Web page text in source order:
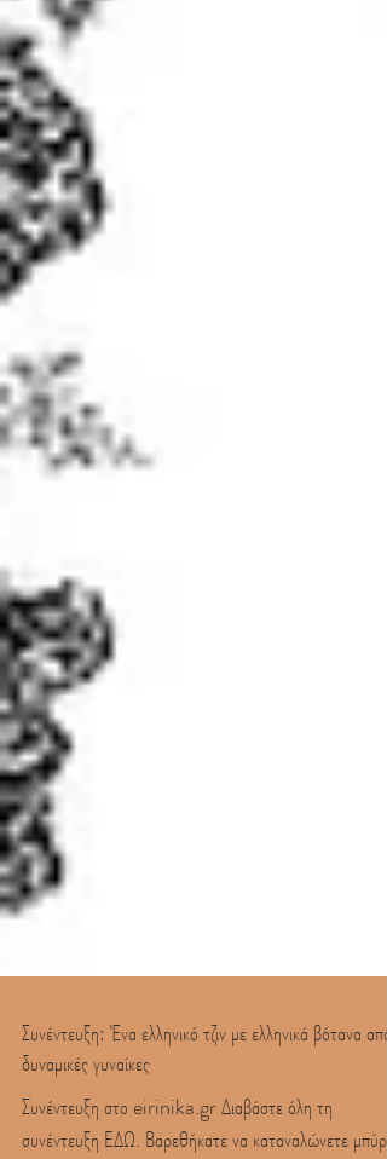
Συνέντευξη: Ένα ελληνικό τζιν με ελληνικά βότανα
δυναμικές γυναίκες